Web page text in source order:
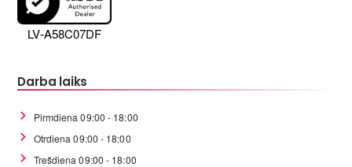
LV-A58C07DF
Darba laiks
Pirmdiena 09:00 - 18:00
Otrdiena 09:00 - 18:00
Trešdiena 09:00 - 18:00